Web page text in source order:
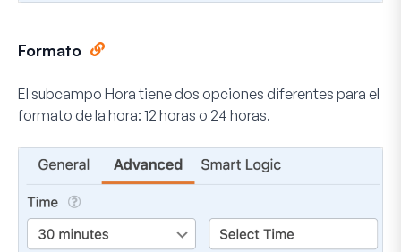
Formato
El subcampo Hora tiene dos opciones diferentes para el
formato de la hora: 12 horas o 24 horas.